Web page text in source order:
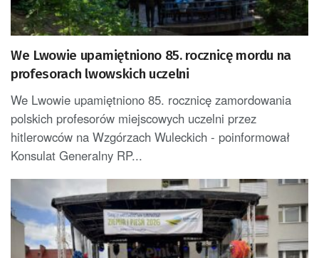
We Lwowie upamiętniono 85. rocznicę mordu na
profesorach lwowskich uczelni
We Lwowie upamiętniono 85. rocznicę zamordowania
polskich profesorów miejscowych uczelni przez
hitlerowców na Wzgórzach Wuleckich - poinformował
Konsulat Generalny RP...